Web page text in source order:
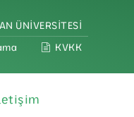
ÜNİVERSİTESİ
KVKK